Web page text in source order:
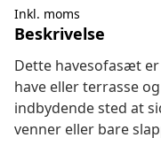
Inkl. moms
Beskrivelse
Dette havesofasæt
have eller terrasse
indbydende sted at
venner eller bare